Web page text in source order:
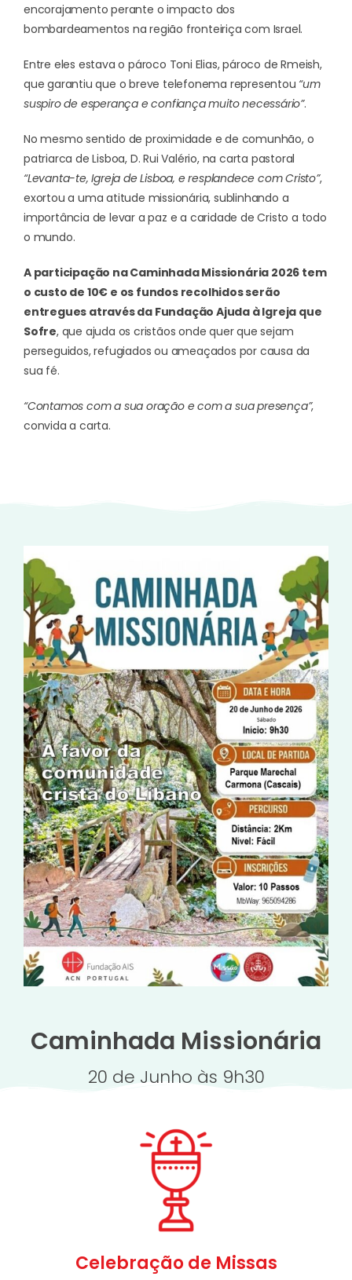
encorajamento perante o impacto dos
bombardeamentos na região fronteiriça com Israel.
Entre eles estava o pároco Toni Elias, pároco de Rmeish,
que garantiu que o breve telefonema representou “um
suspiro de esperança e confiança muito necessário”.
No mesmo sentido de proximidade e de comunhão, o
patriarca de Lisboa, D. Rui Valério, na carta pastoral
“Levanta-te, Igreja de Lisboa, e resplandece com Cristo”,
exortou a uma atitude missionária, sublinhando a
importância de levar a paz e a caridade de Cristo a todo
o mundo.
A participação na Caminhada Missionária 2026 tem
o custo de 10€ e os fundos recolhidos serão
entregues através da Fundação Ajuda à Igreja que
Sofre, que ajuda os cristãos onde quer que sejam
perseguidos, refugiados ou ameaçados por causa da
sua fé.
“Contamos com a sua oração e com a sua presença”,
convida a carta.
Caminhada Missionária
20 de Junho às 9h30
Celebração de Missas